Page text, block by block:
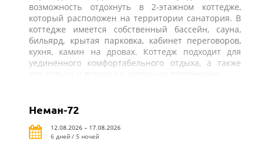
возможность отдохнуть в 2-этажном коттедже,
который расположен на территории санатория. В
коттедже имеется собственный бассейн, сауна,
бильярд, крытая парковка, кабинет переговоров,
кухня, камин на дровах. Коттедж подходит для
уединенного комфортабельного отдыха, а также
Неман-72
12.08.2026 – 17.08.2026
6 дней / 5 ночей